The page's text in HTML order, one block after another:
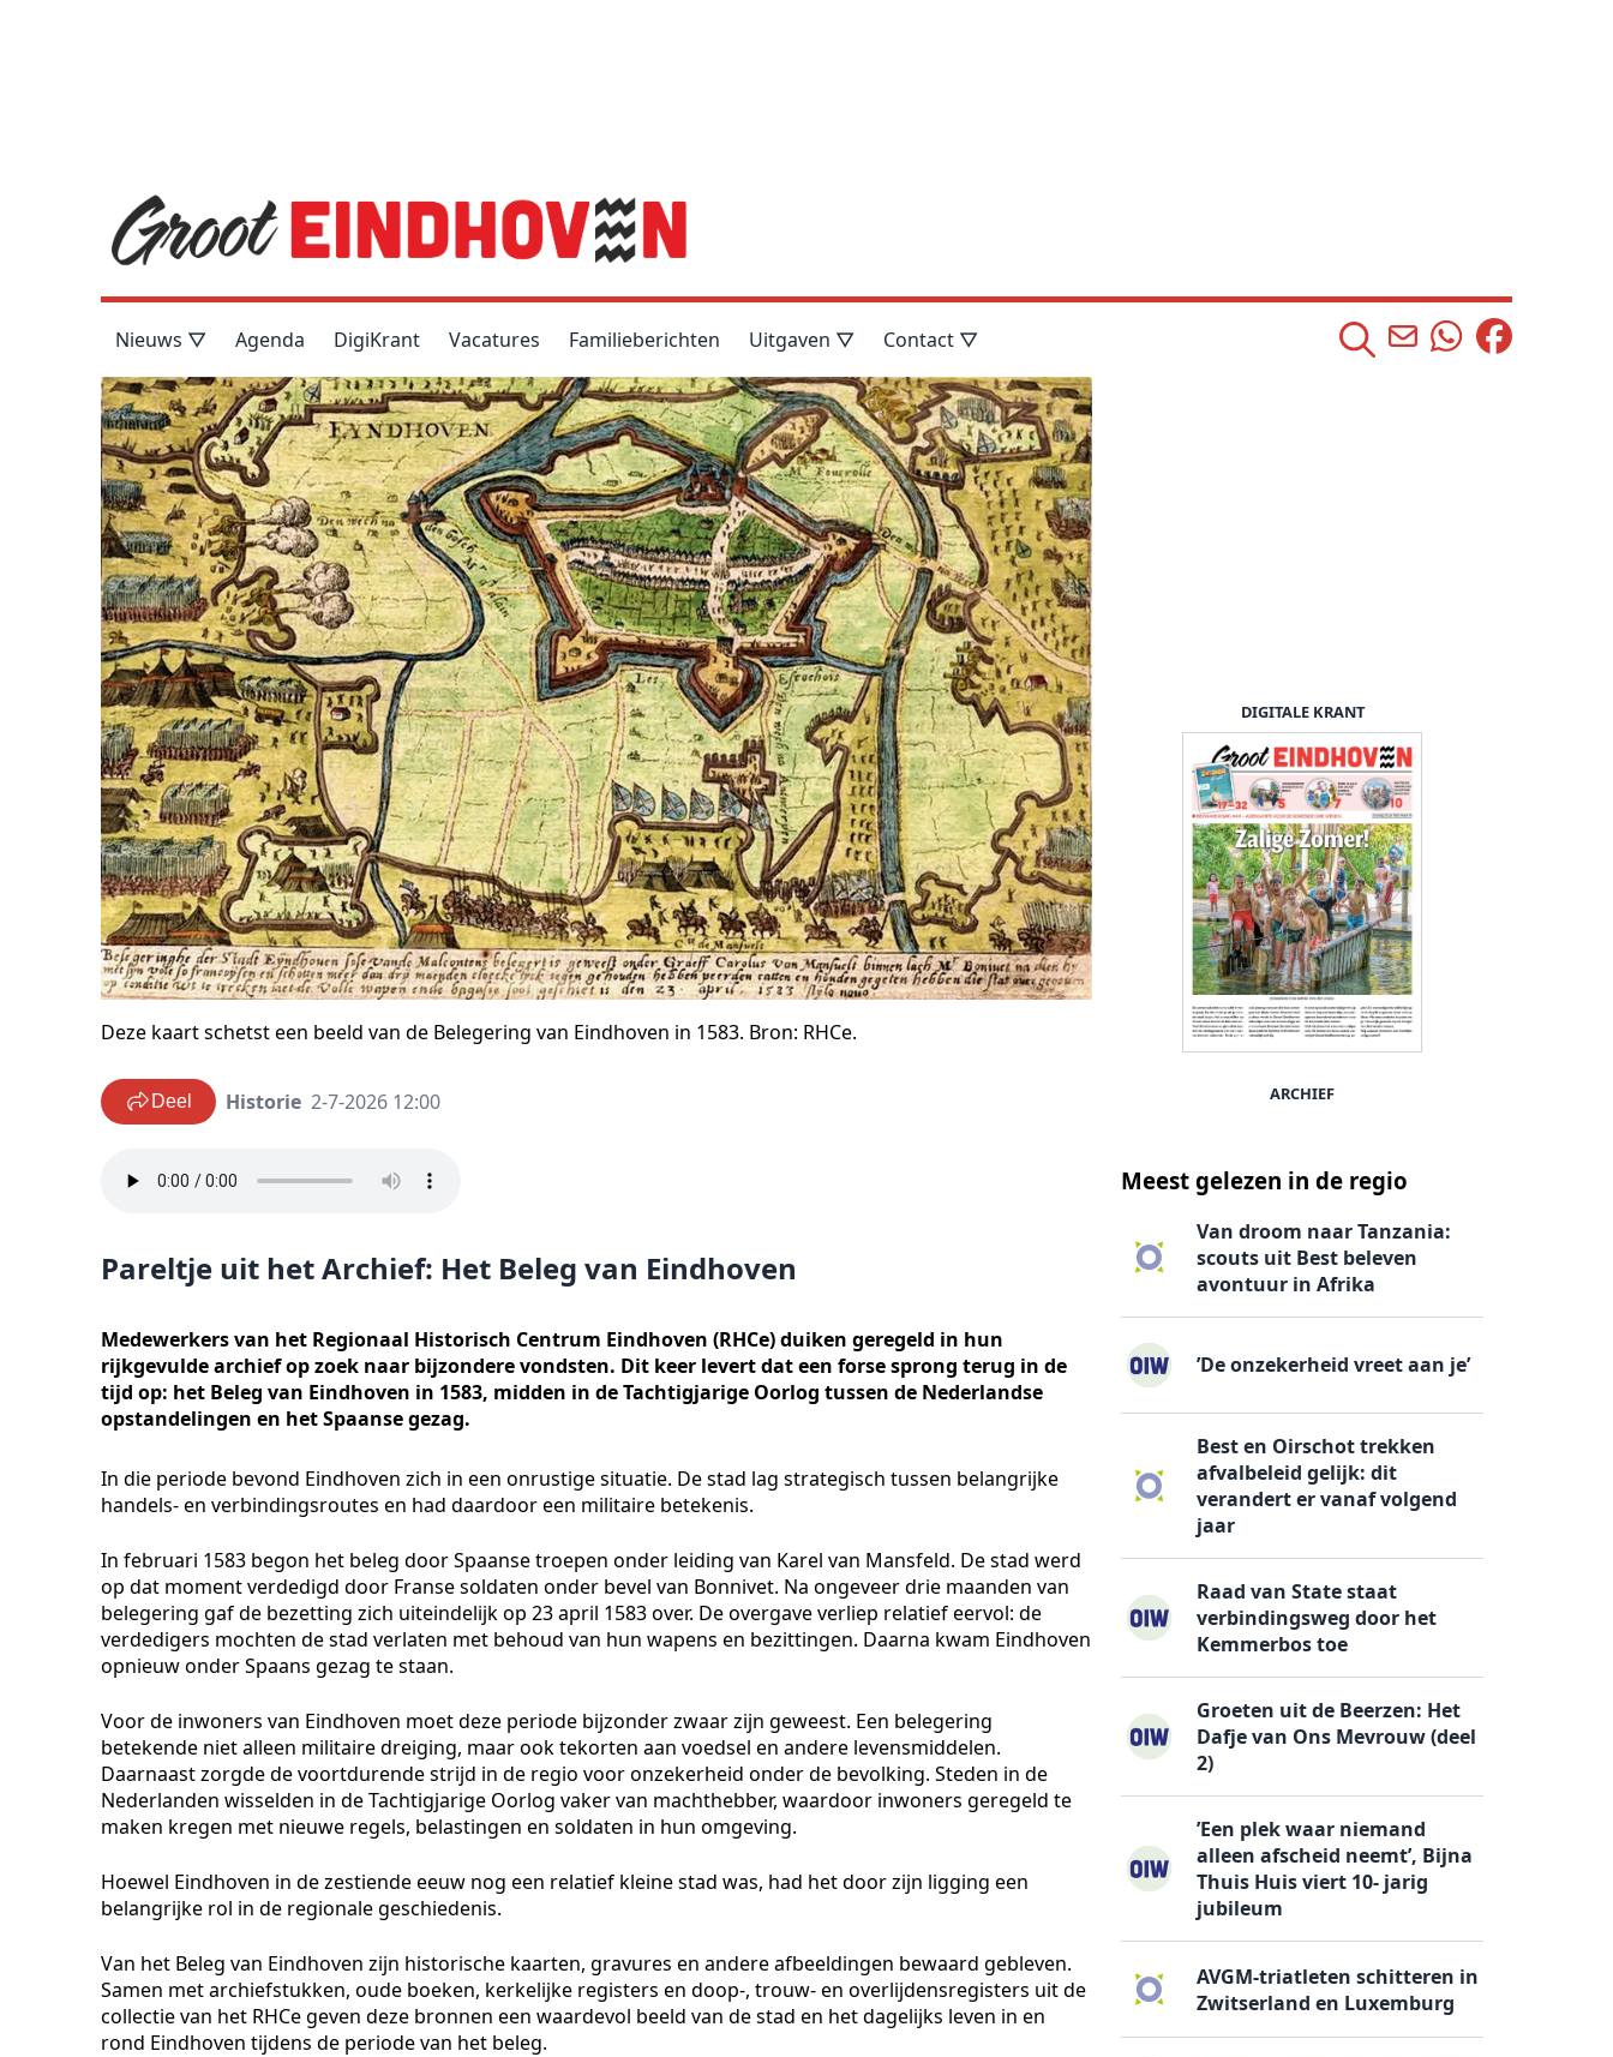
Nieuws ▽ Agenda DigiKrant Vacatures Familieberichten Uitgaven ▽ Contact ▽
Deze kaart schetst een beeld van de Belegering van Eindhoven in 1583. Bron: RHCe.
Deel Historie 2-7-2026 12:00
Pareltje uit het Archief: Het Beleg van Eindhoven
Medewerkers van het Regionaal Historisch Centrum Eindhoven (RHCe) duiken geregeld in hun
rijkgevulde archief op zoek naar bijzondere vondsten. Dit keer levert dat een forse sprong terug in de
tijd op: het Beleg van Eindhoven in 1583, midden in de Tachtigjarige Oorlog tussen de Nederlandse
opstandelingen en het Spaanse gezag.
In die periode bevond Eindhoven zich in een onrustige situatie. De stad lag strategisch tussen belangrijke
handels- en verbindingsroutes en had daardoor een militaire betekenis.
In februari 1583 begon het beleg door Spaanse troepen onder leiding van Karel van Mansfeld. De stad werd
op dat moment verdedigd door Franse soldaten onder bevel van Bonnivet. Na ongeveer drie maanden van
belegering gaf de bezetting zich uiteindelijk op 23 april 1583 over. De overgave verliep relatief eervol: de
verdedigers mochten de stad verlaten met behoud van hun wapens en bezittingen. Daarna kwam Eindhoven
opnieuw onder Spaans gezag te staan.
Voor de inwoners van Eindhoven moet deze periode bijzonder zwaar zijn geweest. Een belegering
betekende niet alleen militaire dreiging, maar ook tekorten aan voedsel en andere levensmiddelen.
Daarnaast zorgde de voortdurende strijd in de regio voor onzekerheid onder de bevolking. Steden in de
Nederlanden wisselden in de Tachtigjarige Oorlog vaker van machthebber, waardoor inwoners geregeld te
maken kregen met nieuwe regels, belastingen en soldaten in hun omgeving.
Hoewel Eindhoven in de zestiende eeuw nog een relatief kleine stad was, had het door zijn ligging een
belangrijke rol in de regionale geschiedenis.
Van het Beleg van Eindhoven zijn historische kaarten, gravures en andere afbeeldingen bewaard gebleven.
Samen met archiefstukken, oude boeken, kerkelijke registers en doop-, trouw- en overlijdensregisters uit de
collectie van het RHCe geven deze bronnen een waardevol beeld van de stad en het dagelijks leven in en
rond Eindhoven tijdens de periode van het beleg.
DIGITALE KRANT
ARCHIEF
Meest gelezen in de regio
Van droom naar Tanzania:
scouts uit Best beleven
avontuur in Afrika
’De onzekerheid vreet aan je’
Best en Oirschot trekken
afvalbeleid gelijk: dit
verandert er vanaf volgend
jaar
Raad van State staat
verbindingsweg door het
Kemmerbos toe
Groeten uit de Beerzen: Het
Dafje van Ons Mevrouw (deel
2)
’Een plek waar niemand
alleen afscheid neemt’, Bijna
Thuis Huis viert 10- jarig
jubileum
AVGM-triatleten schitteren in
Zwitserland en Luxemburg